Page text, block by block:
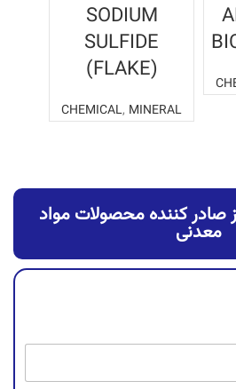
SODIUM
SULFIDE
(FLAKE)
CHEMICAL, MINERAL
کننده محصولات مواد
معدنی